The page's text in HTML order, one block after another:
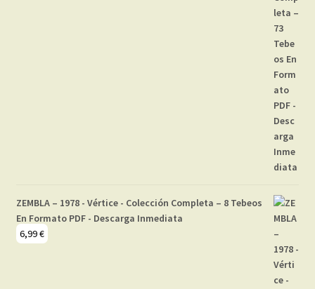
ZEMBLA – 1978 - Vértice - Colección Completa – 8 Tebeos
En Formato PDF - Descarga Inmediata
6,99€